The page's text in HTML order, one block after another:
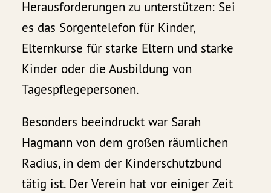
Herausforderungen zu unterstützen: Sei
es das Sorgentelefon für Kinder,
Elternkurse für starke Eltern und starke
Kinder oder die Ausbildung von
Tagespflegepersonen.
Besonders beeindruckt war Sarah
Hagmann von dem großen räumlichen
Radius, in dem der Kinderschutzbund
tätig ist. Der Verein hat vor einiger Zeit